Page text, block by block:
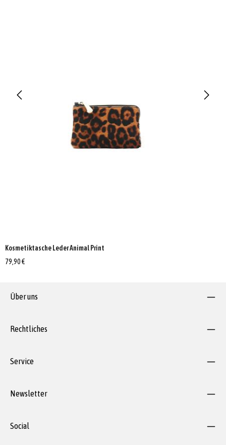
Kosmetiktasche Leder Animal Print
79,90 €
Über uns
Rechtliches
Service
Newsletter
Social